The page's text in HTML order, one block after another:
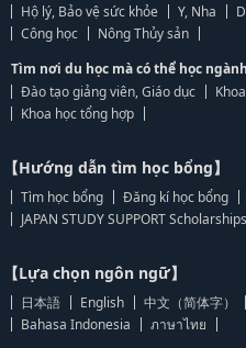
Hộ lý, Bảo vệ sức khỏe
Y, Nha
Công học
Nông Thủy sản
Tìm nơi du học mà có thể học
Đào tạo giảng viên, Giáo dục
Khoa học tổng hợp
【Hướng dẫn tìm học bổng】
Tìm học bổng
Đăng kí học bổng
JAPAN STUDY SUPPORT Scholarships
【Lựa chọn ngôn ngữ】
日本語 English 中文（简体字）
Bahasa Indonesia
ภาษาไทย